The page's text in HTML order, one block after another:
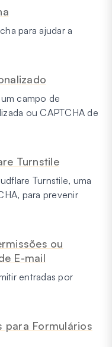
para ajudar a
campo de
ou CAPTCHA de
Turnstile
Turnstile, uma
para prevenir
ou
E-mail
entradas por
para Formulários